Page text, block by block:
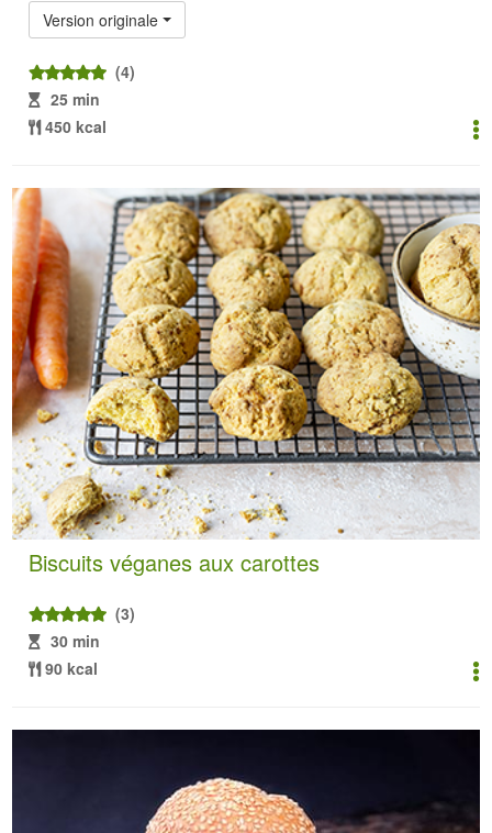
Version originale
(4)
25 min
450 kcal
Biscuits véganes aux carottes
(3)
30 min
90 kcal